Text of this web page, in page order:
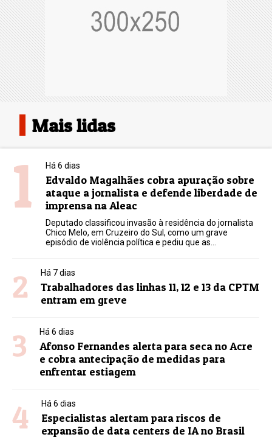
Mais lidas
1 Há 6 dias
Edvaldo Magalhães cobra apuração sobre
ataque a jornalista e defende liberdade de
imprensa na Aleac
Deputado classificou invasão à residência do jornalista
Chico Melo, em Cruzeiro do Sul, como um grave
episódio de violência política e pediu que as...
2 Há 7 dias
Trabalhadores das linhas 11, 12 e 13 da CPTM
entram em greve
3 Há 6 dias
Afonso Fernandes alerta para seca no Acre
e cobra antecipação de medidas para
enfrentar estiagem
4 Há 6 dias
Especialistas alertam para riscos de
expansão de data centers de IA no Brasil